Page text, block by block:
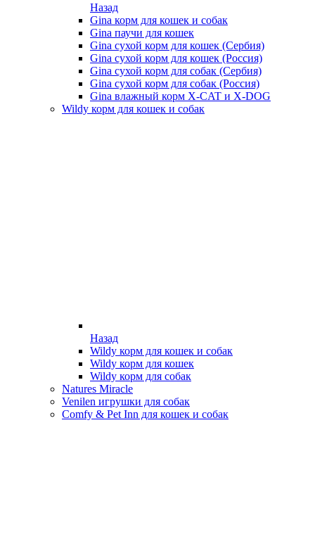
Назад
Gina корм для кошек и собак
Gina паучи для кошек
Gina сухой корм для кошек (Сербия)
Gina сухой корм для кошек (Россия)
Gina сухой корм для собак (Сербия)
Gina сухой корм для собак (Россия)
Gina влажный корм X-CAT и X-DOG
Wildy корм для кошек и собак
Назад
Wildy корм для кошек и собак
Wildy корм для кошек
Wildy корм для собак
Natures Miracle
Venilen игрушки для собак
Comfy & Pet Inn для кошек и собак